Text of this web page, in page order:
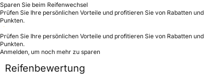
Sparen Sie beim Reifenwechsel
Prüfen Sie Ihre persönlichen Vorteile und profitieren Sie von Rabatten und
Punkten.
Prüfen Sie Ihre persönlichen Vorteile und profitieren Sie von Rabatten und
Punkten.
Anmelden, um noch mehr zu sparen
Reifenbewertung